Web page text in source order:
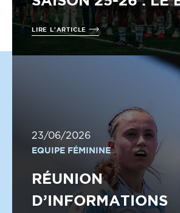
LIRE L'ARTICLE
23/06/2026
EQUIPE FÉMININE
RÉUNION
D’INFORMATIONS